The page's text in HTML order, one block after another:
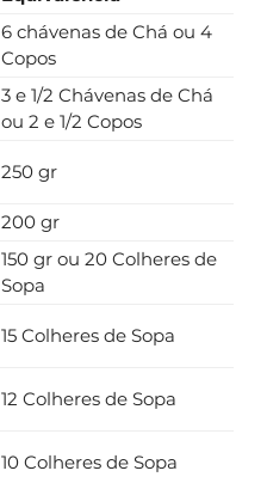
6 chávenas de Chá ou 4
Copos
3 e 1/2 Chávenas de Chá
ou 2 e 1/2 Copos
250 gr
200 gr
150 gr ou 20 Colheres de
Sopa
15 Colheres de Sopa
12 Colheres de Sopa
10 Colheres de Sopa